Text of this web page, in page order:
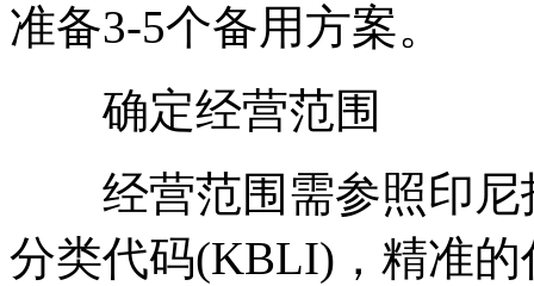
准备3-5个备用方案。
确定经营范围
经营范围需参照印尼
分类代码(KBLI)，精准